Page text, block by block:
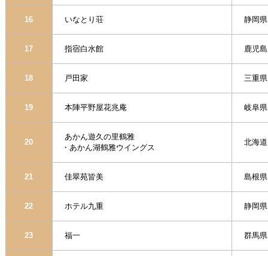
16 いなとり荘 静岡
17 指宿白水館 鹿児
18 戸田家 三重
19 本陣平野屋花兆庵 岐阜
20
あかん遊久の里鶴雅
・あかん湖鶴雅ウイングス
北海
21 佳翠苑皆美 島根
22 ホテル九重 静岡
23 福一 群馬